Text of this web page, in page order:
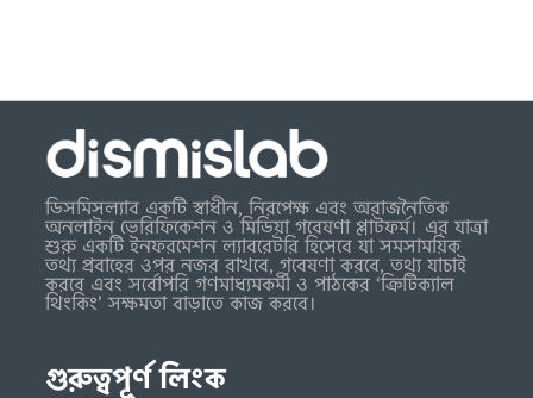
ডিসমিসল্যাব একটি স্বাধীন, নিরপেক্ষ এবং অরাজনৈতিক
অনলাইন ভেরিফিকেশন ও মিডিয়া গবেষণা প্লাটফর্ম। এর যাত্রা
শুরু একটি ইনফরমেশন ল্যাবরেটরি হিসেবে যা সমসাময়িক
তথ্য প্রবাহের ওপর নজর রাখবে, গবেষণা করবে, তথ্য যাচাই
করবে এবং সর্বোপরি গণমাধ্যমকর্মী ও পাঠকের ‘ক্রিটিক্যাল
থিংকিং’ সক্ষমতা বাড়াতে কাজ করবে।
গুরুত্বপূর্ণ লিংক